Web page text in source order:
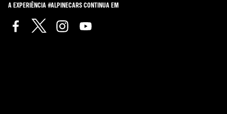
A EXPERIÊNCIA #ALPINECARS CONTINUA EM